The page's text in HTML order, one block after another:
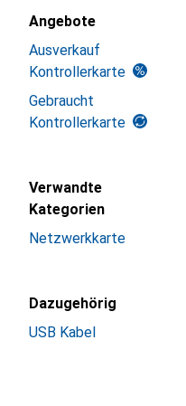
Angebote
Ausverkauf
Kontrollerkarte
Gebraucht
Kontrollerkarte
Verwandte
Kategorien
Netzwerkkarte
Dazugehörig
USB Kabel